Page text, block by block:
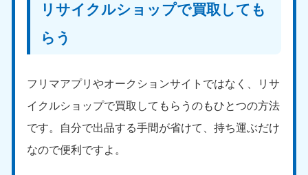
リサイクルショップで買取しても
らう
フリマアプリやオークションサイトではなく、リサ
イクルショップで買取してもらうのもひとつの方法
です。自分で出品する手間が省けて、持ち運ぶだけ
なので便利ですよ。